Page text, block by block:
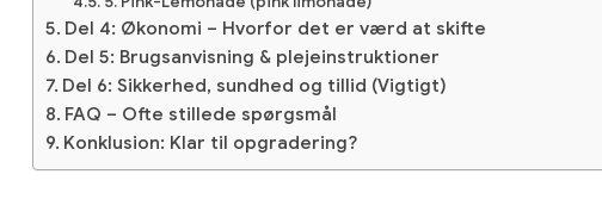
Del 4: Økonomi – Hvorfor det er værd at skifte
Del 5: Brugsanvisning & plejeinstruktioner
Del 6: Sikkerhed, sundhed og tillid (Vigtigt)
FAQ – Ofte stillede spørgsmål
Konklusion: Klar til opgradering?